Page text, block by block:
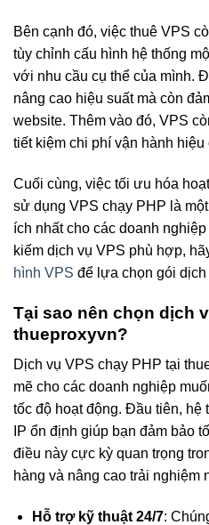
Bên cạnh đó, việc thuê VPS
tùy chỉnh cấu hình hệ thống
với nhu cầu cụ thể của mình.
nâng cao hiệu suất mà còn
website. Thêm vào đó, VPS
tiết kiệm chi phí vận hành hiệu
Cuối cùng, việc tối ưu hóa
sử dụng VPS chạy PHP là
ích nhất cho các doanh
kiếm dịch vụ VPS phù hợp,
hình VPS để lựa chọn gói dịch
Tại sao nên chọn dịch
thueproxyvn?
Dịch vụ VPS chạy PHP tại
mẽ cho các doanh nghiệp
tốc độ hoạt động. Đầu tiên, hệ
IP ổn định giúp bạn đảm bảo
điều này cực kỳ quan trọng
hàng và nâng cao trải nghiệm
Hỗ trợ kỹ thuật 24/7: